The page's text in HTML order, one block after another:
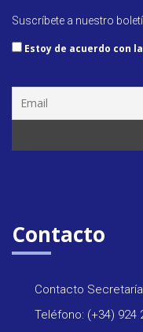
Suscríbete a nuestro
Estoy de acuerdo con la
Contacto
Contacto
Teléfono: (+34) 924